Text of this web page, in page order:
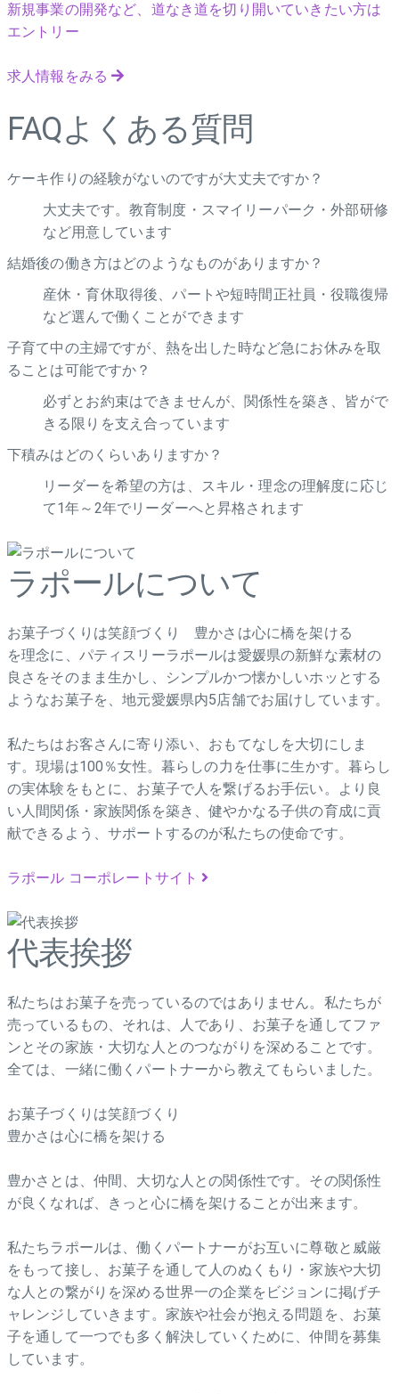
新規事業の開発など、道なき道を切り開いていきたい方は
エントリー
求人情報をみる
FAQよくある質問
ケーキ作りの経験がないのですが大丈夫ですか？
大丈夫です。教育制度・スマイリーパーク・外部研修
など用意しています
結婚後の働き方はどのようなものがありますか？
産休・育休取得後、パートや短時間正社員・役職復帰
など選んで働くことができます
子育て中の主婦ですが、熱を出した時など急にお休みを取
ることは可能ですか？
必ずとお約束はできませんが、関係性を築き、皆がで
きる限りを支え合っています
下積みはどのくらいありますか？
リーダーを希望の方は、スキル・理念の理解度に応じ
て1年～2年でリーダーへと昇格されます
ラポールについて
お菓子づくりは笑顔づくり 豊かさは心に橋を架ける
を理念に、パティスリーラポールは愛媛県の新鮮な素材の
良さをそのまま生かし、シンプルかつ懐かしいホッとする
ようなお菓子を、地元愛媛県内5店舗でお届けしています。
私たちはお客さんに寄り添い、おもてなしを大切にしま
す。現場は100％女性。暮らしの力を仕事に生かす。暮らし
の実体験をもとに、お菓子で人を繋げるお手伝い。より良
い人間関係・家族関係を築き、健やかなる子供の育成に貢
献できるよう、サポートするのが私たちの使命です。
ラポール コーポレートサイト
代表挨拶
私たちはお菓子を売っているのではありません。私たちが
売っているもの、それは、人であり、お菓子を通してファ
ンとその家族・大切な人とのつながりを深めることです。
全ては、一緒に働くパートナーから教えてもらいました。
お菓子づくりは笑顔づくり
豊かさは心に橋を架ける
豊かさとは、仲間、大切な人との関係性です。その関係性
が良くなれば、きっと心に橋を架けることが出来ます。
私たちラポールは、働くパートナーがお互いに尊敬と威厳
をもって接し、お菓子を通して人のぬくもり・家族や大切
な人との繋がりを深める世界一の企業をビジョンに掲げチ
ャレンジしていきます。家族や社会が抱える問題を、お菓
子を通して一つでも多く解決していくために、仲間を募集
しています。